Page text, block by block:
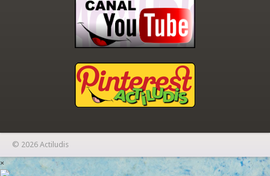
© 2026 Actiludis
×